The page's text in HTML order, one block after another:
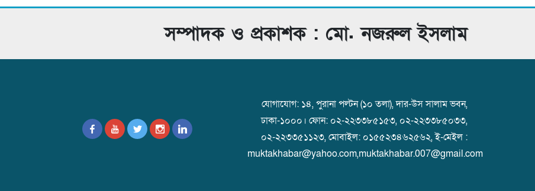
সম্পাদক ও প্রকাশক : মো. নজরুল ইসলাম
যোগাযোগ: ১৪, পুরানা পল্টন (১০ তলা), দার-উস সালাম ভবন,
ঢাকা-১০০০। ফোন: ০২-২২৩৩৮৫১৫৩, ০২-২২৩৩৮৫০৩৩,
০২-২২৩৩৫১১২৩, মোবাইল: ০১৫৫২৩৪৬২৫৬২, ই-মেইল :
muktakhabar@yahoo.com,muktakhabar.007@gmail.com